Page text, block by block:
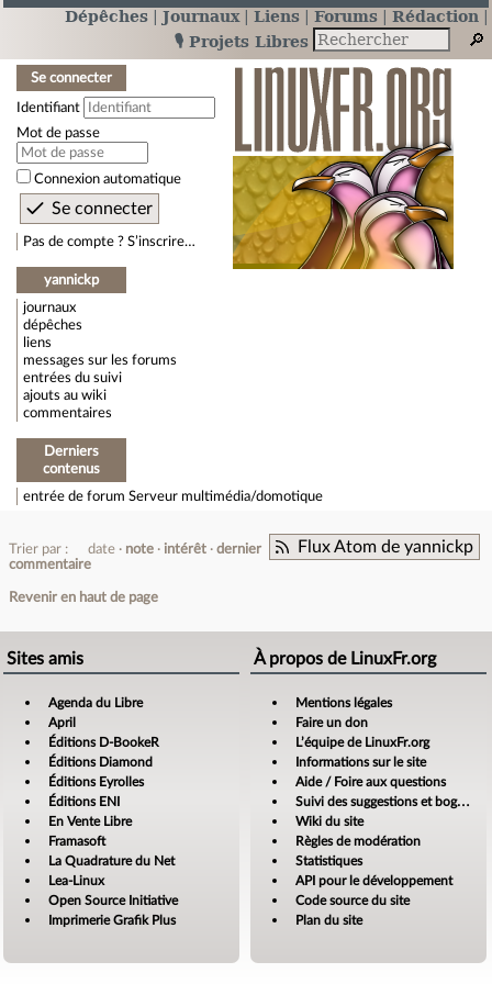
Dépêches Journaux Liens Forums
Rédaction
🎙️ Projets Libres
Se connecter
Identifiant
Mot de passe
Connexion automatique
Pas de compte ? S’inscrire…
yannickp
journaux
dépêches
liens
messages sur les forums
entrées du suivi
ajouts au wiki
commentaires
Derniers
contenus
entrée de forum Serveur multimédia/domotique
Flux Atom de yannickp
Trier par : date note intérêt
dernier
commentaire
Revenir en haut de page
Sites amis
Agenda du Libre
April
Éditions D-BookeR
Éditions Diamond
Éditions Eyrolles
Éditions ENI
En Vente Libre
Framasoft
La Quadrature du Net
Lea-Linux
Open Source Initiative
Imprimerie Grafik Plus
À propos de LinuxFr.org
Mentions légales
Faire un don
L’équipe de LinuxFr.org
Informations sur le site
Aide / Foire aux questions
Suivi des suggestions et bogues
Wiki du site
Règles de modération
Statistiques
API pour le développement
Code source du site
Plan du site